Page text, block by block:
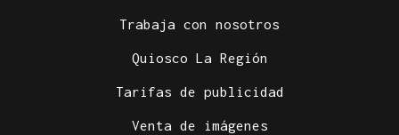
Trabaja con nosotros
Quiosco La Región
Tarifas de publicidad
Venta de imágenes